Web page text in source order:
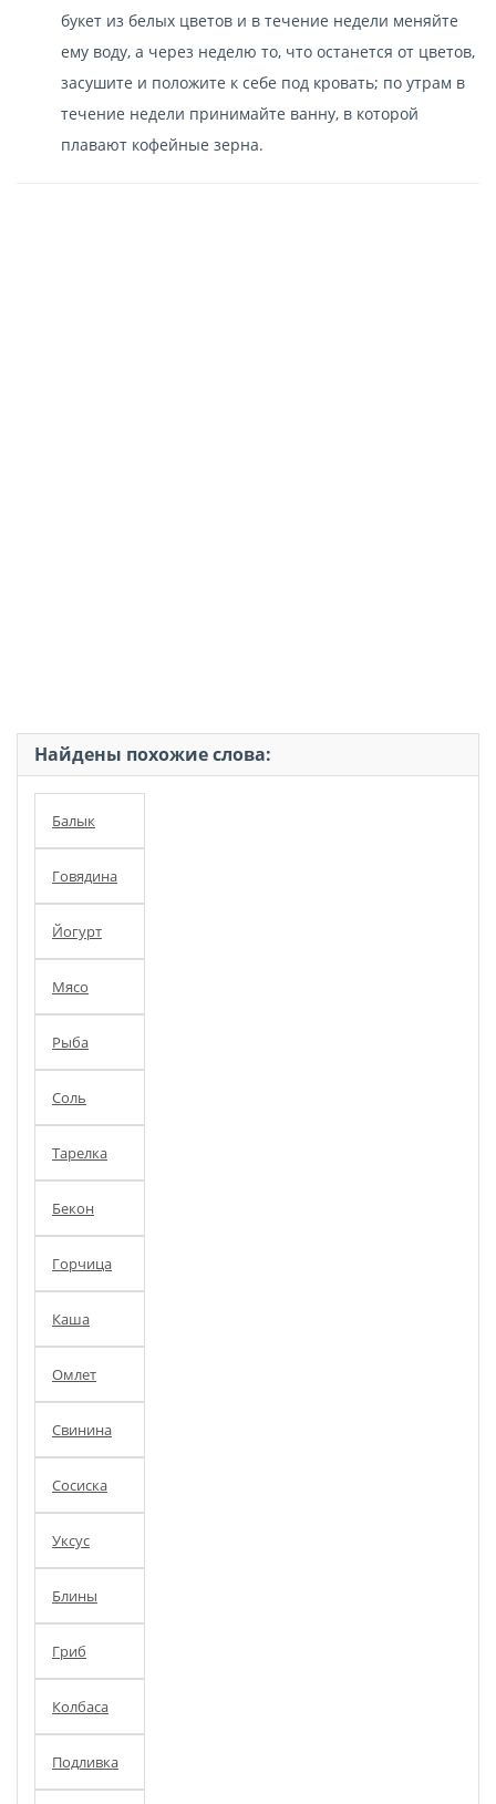
букет из белых цветов и в течение недели меняйте
ему воду, а через неделю то, что останется от цветов,
засушите и положите к себе под кровать; по утрам в
течение недели принимайте ванну, в которой
плавают кофейные зерна.
Найдены похожие слова:
Балык
Говядина
Йогурт
Мясо
Рыба
Соль
Тарелка
Бекон
Горчица
Каша
Омлет
Свинина
Сосиска
Уксус
Блины
Гриб
Колбаса
Подливка